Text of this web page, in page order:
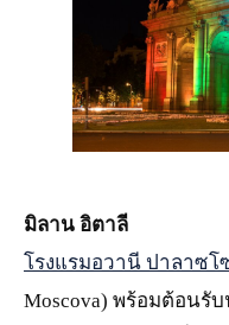
JPG
มิลาน อิตาลี
โรงแรมอวานี ปาลาซโ
Moscova) พร้อมต้อนรั